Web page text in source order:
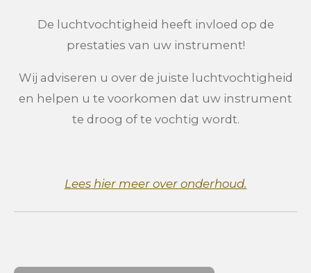
De luchtvochtigheid heeft invloed op de
prestaties van uw instrument!
Wij adviseren u over de juiste luchtvochtigheid
en helpen u te voorkomen dat uw instrument
te droog of te vochtig wordt.
Lees hier meer over onderhoud.